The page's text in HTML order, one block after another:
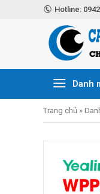
Hotline:
Danh
Trang chủ »